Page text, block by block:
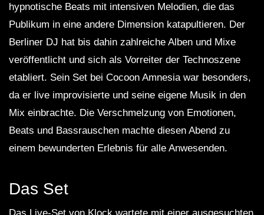
hypnotische Beats mit intensiven Melodien, die das
Publikum in eine andere Dimension katapultieren. Der
Berliner DJ hat bis dahin zahlreiche Alben und Mixe
veröffentlicht und sich als Vorreiter der Technoszene
etabliert. Sein Set bei Cocoon Amnesia war besonders,
da er live improvisierte und seine eigene Musik in den
Mix einbrachte. Die Verschmelzung von Emotionen,
Beats und Bassrauschen machte diesen Abend zu
einem bewunderten Erlebnis für alle Anwesenden.
Das Set